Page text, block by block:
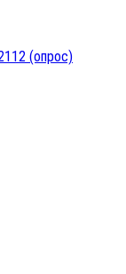
(опрос)